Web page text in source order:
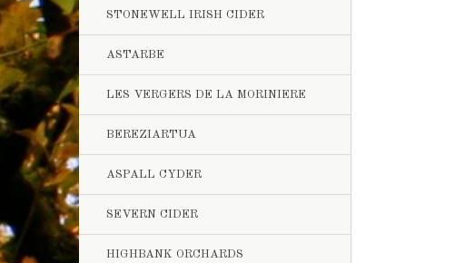
STONEWELL IRISH CIDER
ASTARBE
LES VERGERS DE LA MORINIERE
BEREZIARTUA
ASPALL CYDER
SEVERN CIDER
HIGHBANK ORCHARDS